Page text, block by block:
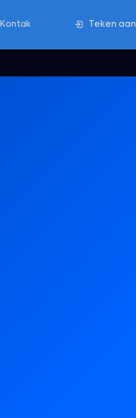
Kontak Teken aan